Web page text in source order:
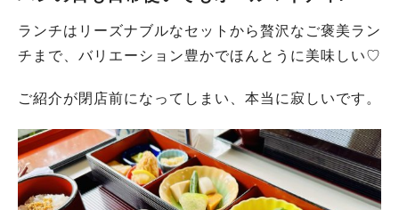
ランチはリーズナブルなセットから贅沢なご褒美ラン
チまで、バリエーション豊かでほんとうに美味しい♡
ご紹介が閉店前になってしまい、本当に寂しいです。